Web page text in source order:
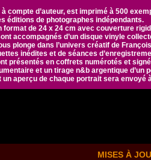
compte d’auteur, est imprimé à 500
éditions de photographes indépendants.
format de 24 x 24 cm avec couverture
accompagnés d’un disque vinyle
plonge dans l’univers créatif de
inédites et de séances
présentés en coffrets numérotés et
et un tirage n&b argentique d’un
aperçu de chaque portrait sera envoyé
MISES À